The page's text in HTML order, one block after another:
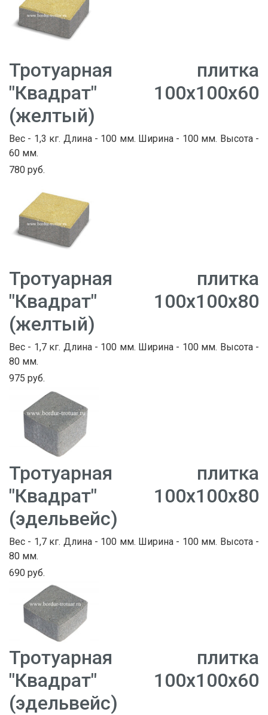
Тротуарная плитка
"Квадрат" 100х100х60
(желтый)
Вес - 1,3 кг. Длина - 100 мм. Ширина - 100 мм. Высота -
60 мм.
780 руб.
Тротуарная плитка
"Квадрат" 100х100х80
(желтый)
Вес - 1,7 кг. Длина - 100 мм. Ширина - 100 мм. Высота -
80 мм.
975 руб.
Тротуарная плитка
"Квадрат" 100х100х80
(эдельвейс)
Вес - 1,7 кг. Длина - 100 мм. Ширина - 100 мм. Высота -
80 мм.
690 руб.
Тротуарная плитка
"Квадрат" 100х100х60
(эдельвейс)